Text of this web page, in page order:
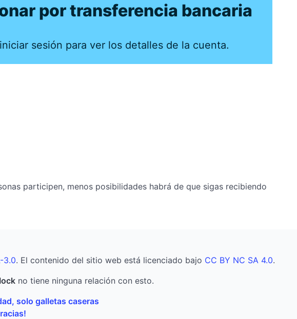
por transferencia bancaria
sesión para ver los detalles de la cuenta.
participen, menos posibilidades habrá de que sigas recibiendo
3.0. El contenido del sitio web está licenciado bajo CC BY NC SA 4.0.
no tiene ninguna relación con esto.
solo galletas caseras